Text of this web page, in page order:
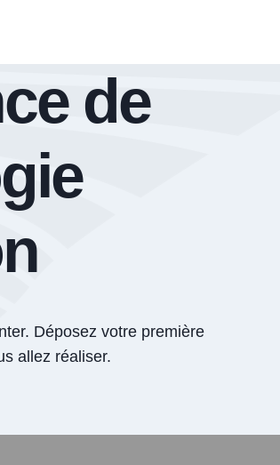
de
Déposez votre première
allez réaliser.